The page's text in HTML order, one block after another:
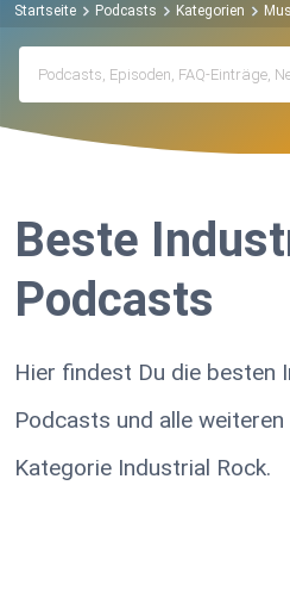
Startseite Podcasts Kategorien
Beste
Podcasts
Hier findest Du die besten
Podcasts und alle
Kategorie Industrial Rock.